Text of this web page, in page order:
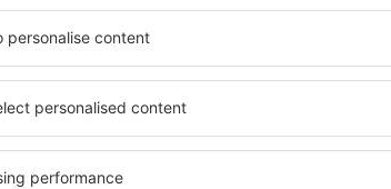
Kraków